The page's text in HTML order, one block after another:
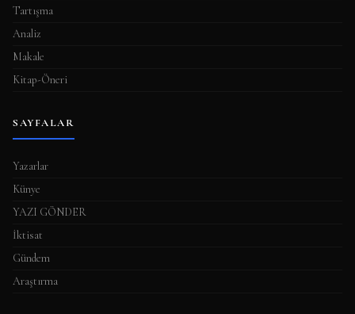
Tartışma
Analiz
Makale
Kitap-Öneri
SAYFALAR
Yazarlar
Künye
YAZI GÖNDER
İktisat
Gündem
Araştırma